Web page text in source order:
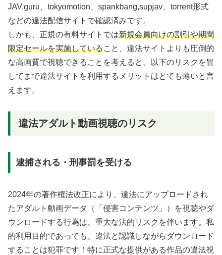
JAV.guru、tokyomotion、spankbang,supjav、torrent形式
などの違法配信サイトで確認済みです。
しかも、正規の有料サイトでは新規会員向けの割引や期間
限定セールを実施していること、違法サイトよりも圧倒的
な高画質で視聴できることを考えると、以下のリスクを冒
してまで違法サイトを利用するメリットはとても薄いと言
えます。
違法アダルト動画視聴のリスク
逮捕される・刑事罰を受ける
2024年の著作権法改正により、違法にアップロードされ
たアダルト動画データ（「侵害コンテンツ」）を視聴やダ
ウンロードする行為は、重大な法的リスクを伴います。私
的利用目的であっても、違法と認識しながらダウンロード
することは犯罪です！特に正式な提供がある作品の違法視